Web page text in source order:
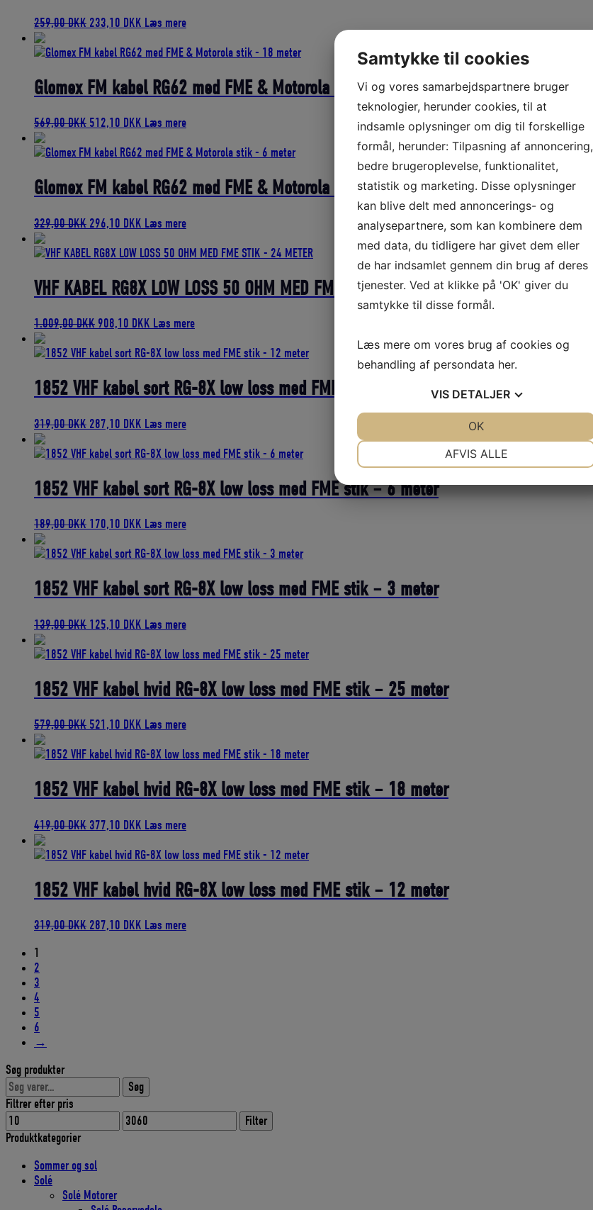
259,00DKK Den
pris
259,00 DKK.
233,10 DKK Den
pris
233,10 DKK.
Læs mere
Glomex FM kabel RG62 med FME & Motorola stik – 18 meter
569,00DKK Den
pris
569,00 DKK.
512,10 DKK Den
pris
512,10 DKK.
Læs mere
Glomex FM kabel RG62 med FME & Motorola stik – 6 meter
329,00DKK Den
pris
329,00 DKK.
296,10 DKK Den
pris
296,10 DKK.
Læs mere
VHF KABEL RG8X LOW LOSS 50 OHM MED FME STIK – 24 METER
1.009,00DKK Den
pris
1.009,00 DKK.
908,10 DKK Den
pris
908,10 DKK.
Læs mere
1852 VHF kabel sort RG-8X low loss med FME stik – 12 meter
319,00DKK Den
pris
319,00 DKK.
287,10 DKK Den
pris
287,10 DKK.
Læs mere
1852 VHF kabel sort RG-8X low loss med FME stik – 6 meter
189,00DKK Den
pris
189,00 DKK.
170,10 DKK Den
pris
170,10 DKK.
Læs mere
1852 VHF kabel sort RG-8X low loss med FME stik – 3 meter
139,00DKK Den
pris
139,00 DKK.
125,10 DKK Den
pris
125,10 DKK.
Læs mere
1852 VHF kabel hvid RG-8X low loss med FME stik – 25 meter
579,00DKK Den
pris
579,00 DKK.
521,10 DKK Den
pris
521,10 DKK.
Læs mere
1852 VHF kabel hvid RG-8X low loss med FME stik – 18 meter
419,00DKK Den
pris
419,00 DKK.
377,10 DKK Den
pris
377,10 DKK.
Læs mere
1852 VHF kabel hvid RG-8X low loss med FME stik – 12 meter
319,00DKK Den
287,10 DKK Den
Læs mere
1
2
3
4
5
6
→
Søg produkter
Søg
efter:
Søg
Filtrer efter pris
Mindste
pris
Højeste
pris
Filter
Produktkategorier
Sommer og sol
Solé
Solé Motorer
Samtykke til cookies
Vi og vores samarbejdspartnere bruger
teknologier, herunder cookies, til at
indsamle oplysninger om dig til forskellige
formål, herunder: Tilpasning af annoncering,
bedre brugeroplevelse, funktionalitet,
statistik og marketing. Disse oplysninger
kan blive delt med annoncerings- og
analysepartnere, som kan kombinere dem
med data, du tidligere har givet dem eller
de har indsamlet gennem din brug af deres
tjenester. Ved at klikke på 'OK' giver du
samtykke til disse formål.
Læs mere om vores brug af cookies og
behandling af persondata her.
VIS DETALJER
MARKETING
AFVIS ALLE
OK